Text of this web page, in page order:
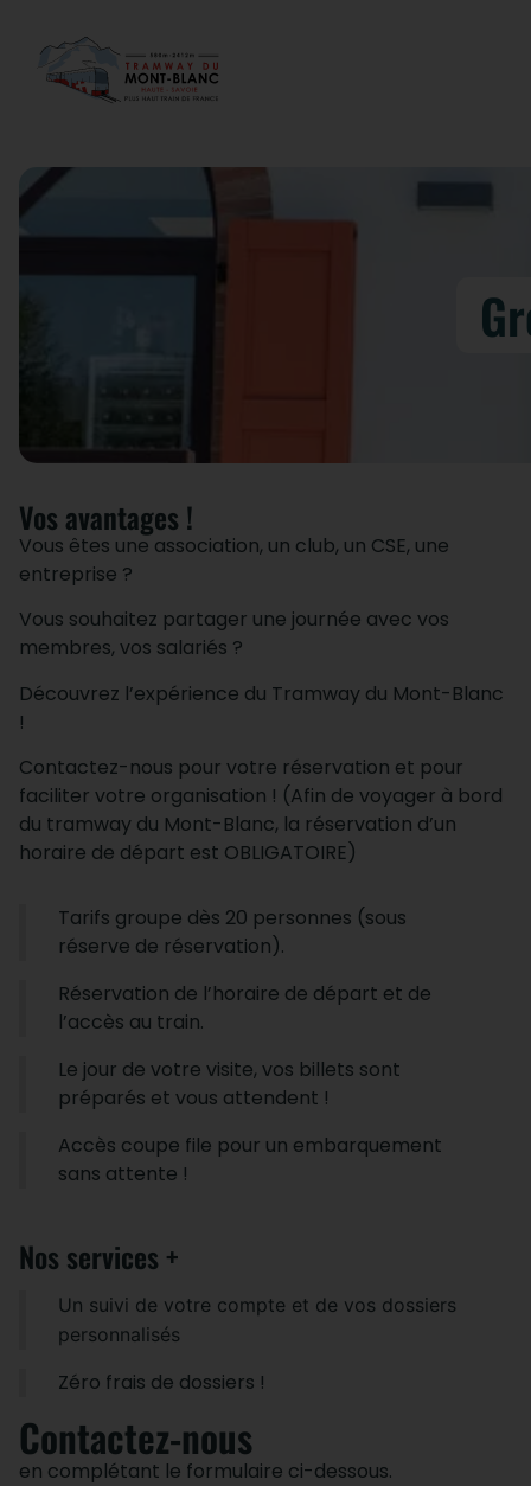
Vos avantages !
Vous êtes une association, un club, un CSE, une
entreprise ?
Vous souhaitez partager une journée avec vos
membres, vos salariés ?
Découvrez l’expérience du Tramway du Mont-Blanc
!
Contactez-nous pour votre réservation et pour
faciliter votre organisation ! (Afin de voyager à bord
du tramway du Mont-Blanc, la réservation d’un
horaire de départ est OBLIGATOIRE)
Tarifs groupe dès 20 personnes (sous
réserve de réservation).
Réservation de l’horaire de départ et de
l’accès au train.
Le jour de votre visite, vos billets sont
préparés et vous attendent !
Accès coupe file pour un embarquement
sans attente !
Nos services +
Un suivi de votre compte et de vos dossiers
personnalisés
Zéro frais de dossiers !
Contactez-nous
en complétant le formulaire ci-dessous.